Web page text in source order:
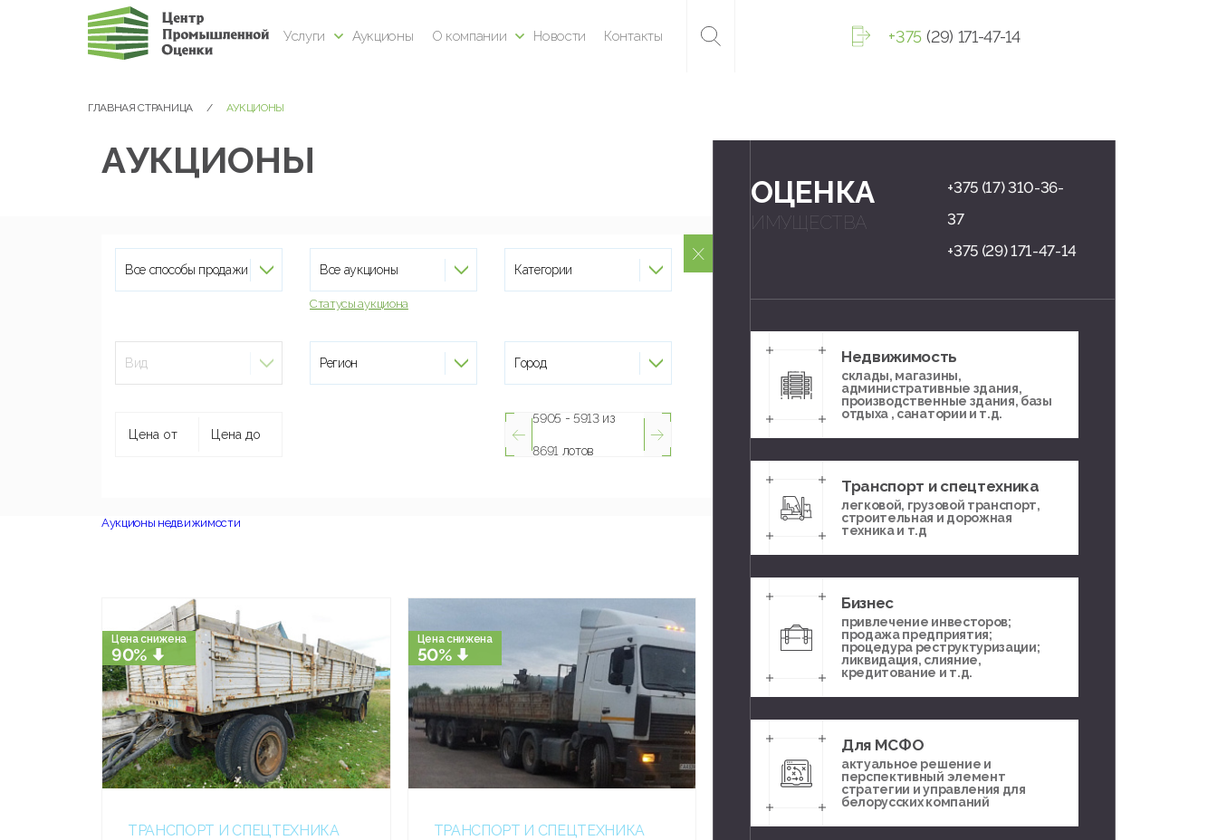
Услуги Аукционы О компании Новости Контакты +375 (29) 171-47-14
ГЛАВНАЯ СТРАНИЦА АУКЦИОНЫ
АУКЦИОНЫ
Все способы продажи Все аукционы
Статусы аукциона
Категории
Вид Регион Город
5905 - 5913 из
8691 лотов
Аукционы недвижимости
Цена снижена
90%
ТРАНСПОРТ И СПЕЦТЕХНИКА
Цена снижена
50%
ТРАНСПОРТ И СПЕЦТЕХНИКА
ОЦЕНКА
ИМУЩЕСТВА
+375 (17) 310-36-
37
+375 (29) 171-47-14
Недвижимость
склады, магазины,
административные здания,
производственные здания, базы
отдыха , санатории и т.д.
Транспорт и спецтехника
легковой, грузовой транспорт,
строительная и дорожная
техника и т.д
Бизнес
привлечение инвесторов;
продажа предприятия;
процедура реструктуризации;
ликвидация, слияние,
кредитование и т.д.
Для МСФО
актуальное решение и
перспективный элемент
стратегии и управления для
белорусских компаний